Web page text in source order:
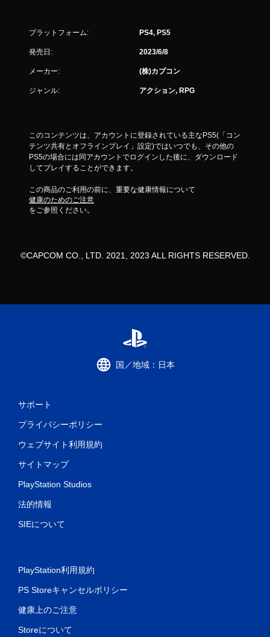
プラットフォーム: PS4, PS5
発売日: 2023/6/8
メーカー: (株)カプコン
ジャンル: アクション, RPG
このコンテンツは、アカウントに登録されている主なPS5(「コン
テンツ共有とオフラインプレイ」設定)ではいつでも、その他の
PS5の場合には同アカウントでログインした後に、ダウンロード
してプレイすることができます。
この商品のご利用の前に、重要な健康情報について
健康のためのご注意
をご参照ください。
©CAPCOM CO., LTD. 2021, 2023 ALL RIGHTS RESERVED.
国／地域：日本
サポート
プライバシーポリシー
ウェブサイト利用規約
サイトマップ
PlayStation Studios
法的情報
SIEについて
PlayStation利用規約
PS Storeキャンセルポリシー
健康上のご注意
Storeについて